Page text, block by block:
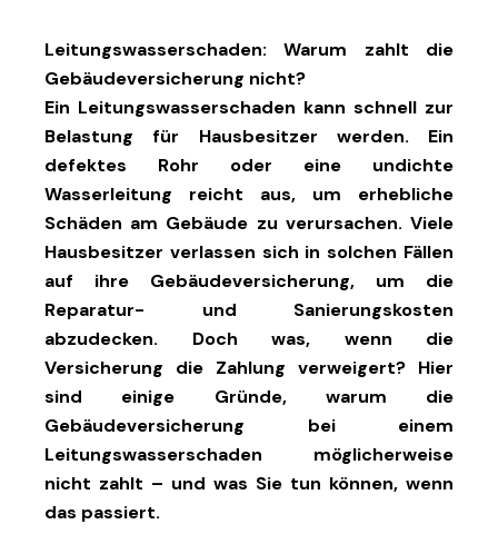
Leitungswasserschaden: Warum zahlt die
Gebäudeversicherung nicht?
Ein Leitungswasserschaden kann schnell zur
Belastung für Hausbesitzer werden. Ein
defektes Rohr oder eine undichte
Wasserleitung reicht aus, um erhebliche
Schäden am Gebäude zu verursachen. Viele
Hausbesitzer verlassen sich in solchen Fällen
auf ihre Gebäudeversicherung, um die
Reparatur- und Sanierungskosten
abzudecken. Doch was, wenn die
Versicherung die Zahlung verweigert? Hier
sind einige Gründe, warum die
Gebäudeversicherung bei einem
Leitungswasserschaden möglicherweise
nicht zahlt – und was Sie tun können, wenn
das passiert.